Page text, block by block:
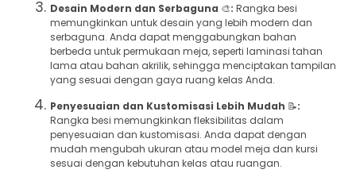
Desain Modern dan Serbaguna 🎨: Rangka besi
memungkinkan untuk desain yang lebih modern dan
serbaguna. Anda dapat menggabungkan bahan
berbeda untuk permukaan meja, seperti laminasi tahan
lama atau bahan akrilik, sehingga menciptakan tampilan
yang sesuai dengan gaya ruang kelas Anda.
Penyesuaian dan Kustomisasi Lebih Mudah 📝:
Rangka besi memungkinkan fleksibilitas dalam
penyesuaian dan kustomisasi. Anda dapat dengan
mudah mengubah ukuran atau model meja dan kursi
sesuai dengan kebutuhan kelas atau ruangan.